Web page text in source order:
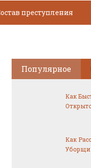
преступления
Популярное
Как
Как